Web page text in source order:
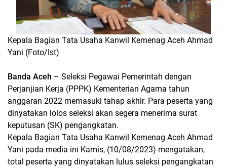
Kepala Bagian Tata Usaha Kanwil Kemenag Aceh Ahmad
Yani (Foto/Ist)
Banda Aceh – Seleksi Pegawai Pemerintah dengan
Perjanjian Kerja (PPPK) Kementerian Agama tahun
anggaran 2022 memasuki tahap akhir. Para peserta yang
dinyatakan lolos seleksi akan segera menerima surat
keputusan (SK) pengangkatan.
Kepala Bagian Tata Usaha Kanwil Kemenag Aceh Ahmad
Yani pada media ini Kamis, (10/08/2023) mengatakan,
total peserta yang dinyatakan lulus seleksi pengangkatan